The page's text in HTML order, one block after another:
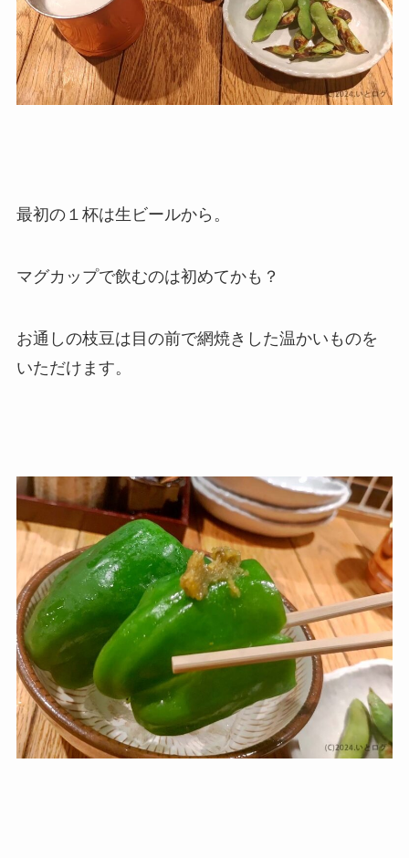
最初の１杯は生ビールから。
マグカップで飲むのは初めてかも？
お通しの枝豆は目の前で網焼きした温かいものを
いただけます。